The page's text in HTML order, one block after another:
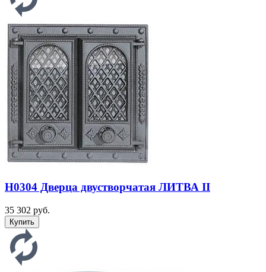
H0304 Дверца двустворчатая ЛИТВА II
35 302 руб.